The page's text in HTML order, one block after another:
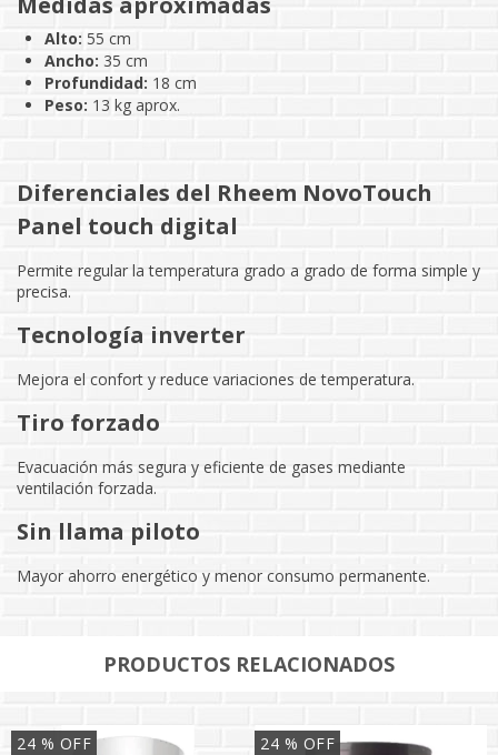
Alto: 55 cm
Ancho: 35 cm
Profundidad: 18 cm
Peso: 13 kg aprox.
Diferenciales del Rheem NovoTouch
Panel touch digital
Permite regular la temperatura grado a grado de forma simple y
precisa.
Tecnología inverter
Mejora el confort y reduce variaciones de temperatura.
Tiro forzado
Evacuación más segura y eficiente de gases mediante
ventilación forzada.
Sin llama piloto
Mayor ahorro energético y menor consumo permanente.
PRODUCTOS RELACIONADOS
24 % OFF 24 % OFF